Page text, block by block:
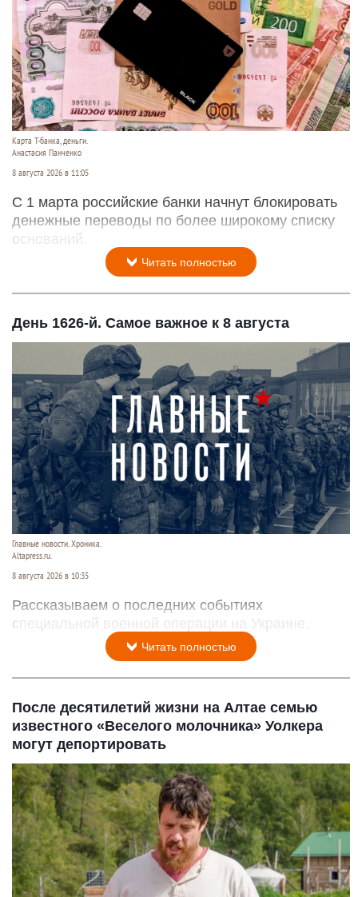
Карта Т-банка, деньги.
Анастасия Панченко
8 августа 2026 в 11:05
С 1 марта российские банки начнут блокировать
денежные переводы по более широкому списку
оснований.
Читать полностью
День 1626-й. Самое важное к 8 августа
Главные новости. Хроника.
Altapress.ru.
8 августа 2026 в 10:35
Рассказываем о последних событиях
специальной военной операции на Украине.
Читать полностью
После десятилетий жизни на Алтае семью
известного «Веселого молочника» Уолкера
могут депортировать